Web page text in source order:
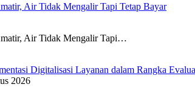
Air Tidak Mengalir Tapi Tetap Bayar
Air Tidak Mengalir Tapi…
Digitalisasi Layanan dalam Rangka
2026